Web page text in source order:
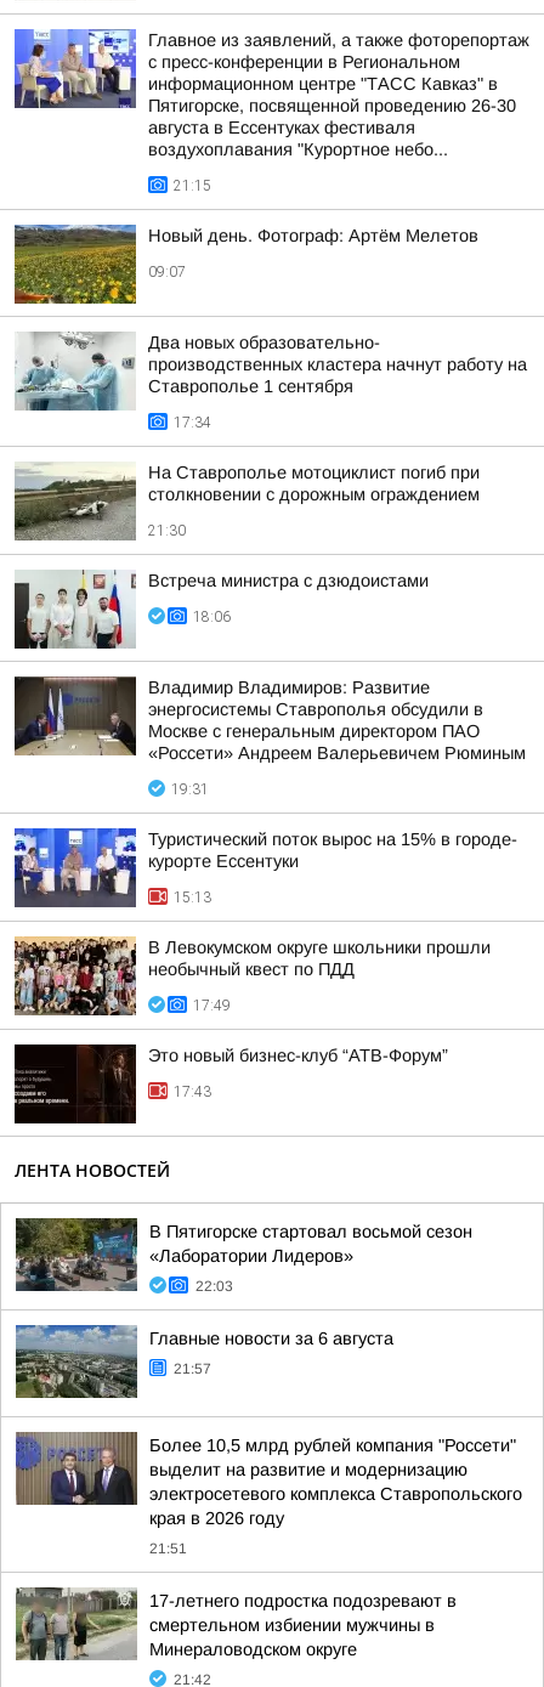
Главное из заявлений, а также фоторепортаж
с пресс-конференции в Региональном
информационном центре "ТАСС Кавказ" в
Пятигорске, посвященной проведению 26-30
августа в Ессентуках фестиваля
воздухоплавания "Курортное небо...
21:15
Новый день. Фотограф: Артём Мелетов
09:07
Два новых образовательно-
производственных кластера начнут работу на
Ставрополье 1 сентября
17:34
На Ставрополье мотоциклист погиб при
столкновении с дорожным ограждением
21:30
Встреча министра с дзюдоистами
18:06
Владимир Владимиров: Развитие
энергосистемы Ставрополья обсудили в
Москве с генеральным директором ПАО
«Россети» Андреем Валерьевичем Рюминым
19:31
Туристический поток вырос на 15% в городе-
курорте Ессентуки
15:13
В Левокумском округе школьники прошли
необычный квест по ПДД
17:49
Это новый бизнес-клуб “АТВ-Форум”
17:43
ЛЕНТА НОВОСТЕЙ
В Пятигорске стартовал восьмой сезон
«Лаборатории Лидеров»
22:03
Главные новости за 6 августа
21:57
Более 10,5 млрд рублей компания "Россети"
выделит на развитие и модернизацию
электросетевого комплекса Ставропольского
края в 2026 году
21:51
17-летнего подростка подозревают в
смертельном избиении мужчины в
Минераловодском округе
21:42